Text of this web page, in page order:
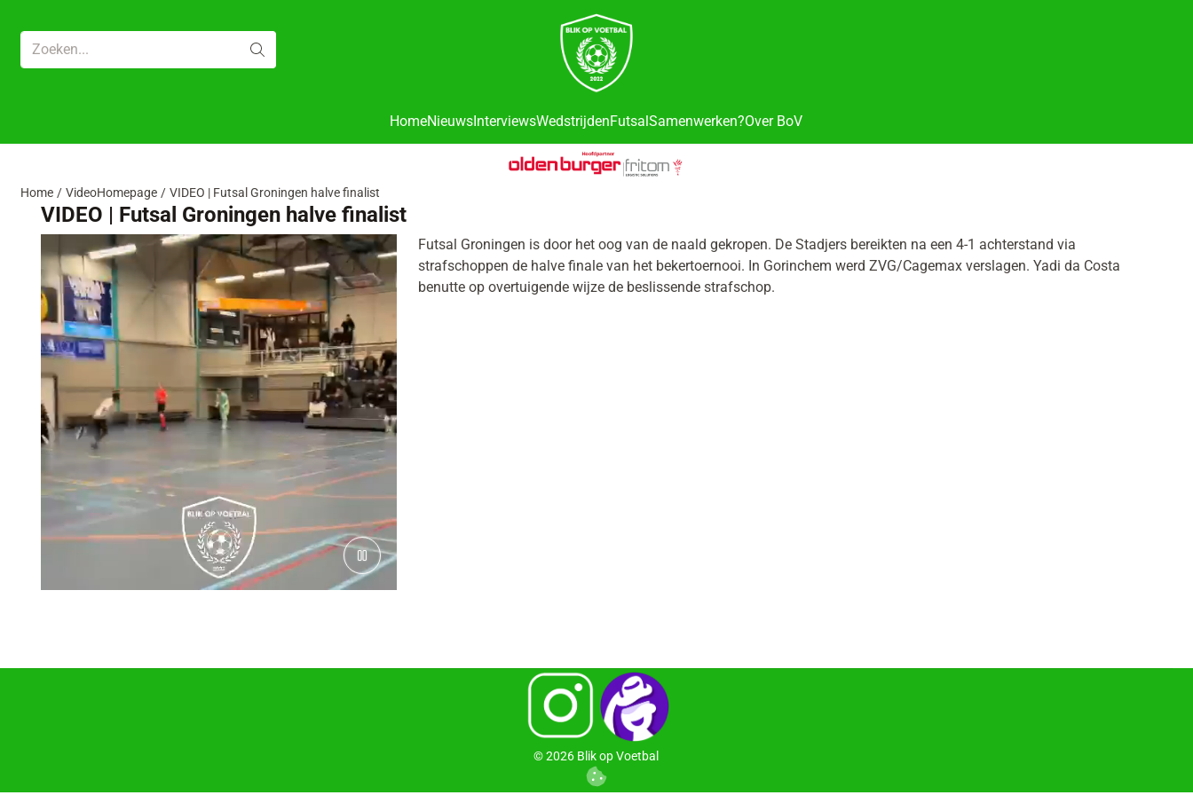
Zoeken
HomeNieuwsInterviewsWedstrijdenFutsalSamenwerken?Over BoV
Home / VideoHomepage / VIDEO | Futsal Groningen halve finalist
VIDEO | Futsal Groningen halve finalist
Futsal Groningen is door het oog van de naald gekropen. De Stadjers bereikten na een 4-1 achterstand via
strafschoppen de halve finale van het bekertoernooi. In Gorinchem werd ZVG/Cagemax verslagen. Yadi da Costa
benutte op overtuigende wijze de beslissende strafschop.
©2026 Blik op Voetbal